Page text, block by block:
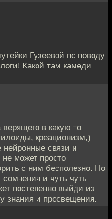
Гузеевой по поводу
Какой там камеди
в какую то
креационизм,)
связи и
не может просто
с ним бесполезно. Но
сомнения и чуть чуть
постепенно выйди из
знания и просвещения.